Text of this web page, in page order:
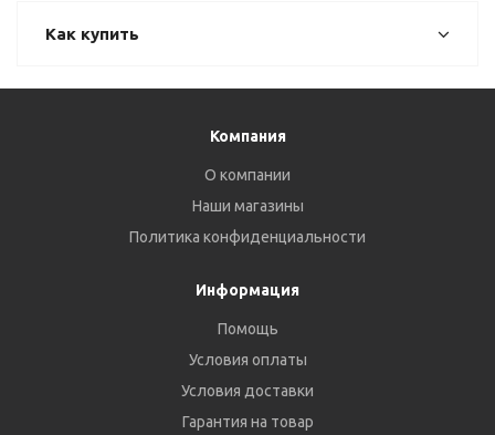
Как купить
Компания
О компании
Наши магазины
Политика конфиденциальности
Информация
Помощь
Условия оплаты
Условия доставки
Гарантия на товар